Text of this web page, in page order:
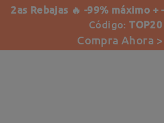
2as Rebajas 🔥 -99% máximo
Código:TOP20
Compra Ahora >